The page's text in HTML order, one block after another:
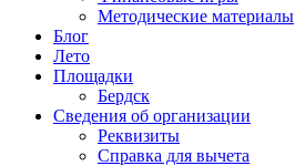
Методические материалы
Блог
Лето
Площадки
Бердск
Сведения об организации
Реквизиты
Справка для вычета